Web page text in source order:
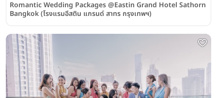
Romantic Wedding Packages @Eastin Grand Hotel Sathorn
Bangkok (โรงแรมอีสติน แกรนด์ สาทร กรุงเทพฯ)